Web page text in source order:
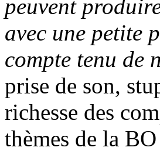
peuvent
avec une petite
compte tenu de
prise de son,
richesse des
thèmes de la